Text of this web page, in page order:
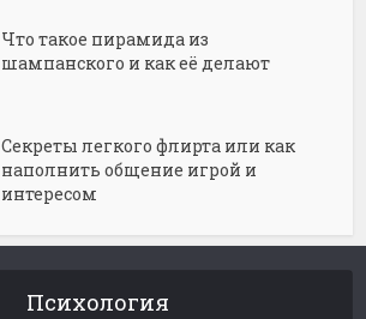
Что такое пирамида из
шампанского и как её делают
Секреты легкого флирта или как
наполнить общение игрой и
интересом
Психология